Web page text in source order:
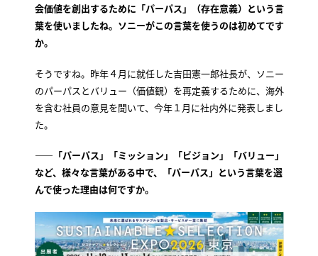
会価値を創出するために「パーパス」（存在意義）という言
葉を使いましたね。ソニーがこの言葉を使うのは初めてです
か。
そうですね。昨年４月に就任した吉田憲一郎社長が、ソニー
のパーパスとバリュー（価値観）を再定義するために、海外
を含む社員の意見を聞いて、今年１月に社内外に発表しまし
た。
——「パーパス」「ミッション」「ビジョン」「バリュー」
など、様々な言葉がある中で、「パーパス」という言葉を選
んで使った理由は何ですか。